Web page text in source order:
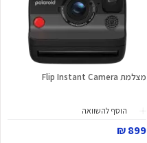
מצלמת Flip Instant Camera
הוסף להשוואה
899 ₪